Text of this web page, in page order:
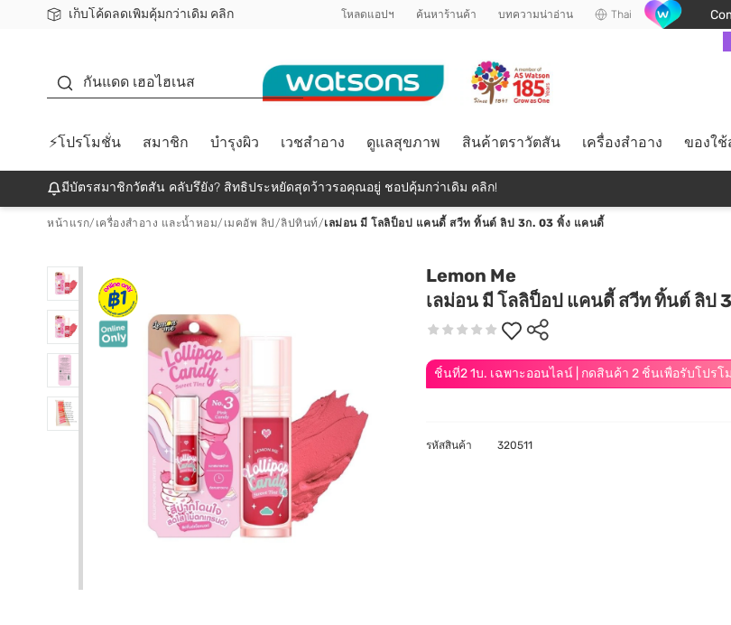
เก็บโค้ดลดเพิ่มคุ้มกว่าเดิม คลิก
ชอปออนไลน์ครั้งแรก ลดเพิ่มจุก ๆ 10%! 🎉
📦ส่งฟรี! เมื่อชอป 499฿
สมาชิกวัตสัน คลับดียังไง? โหลดแอปฯ ค้นหาร้านค้า บทความน่าอ่าน Thai
กันแดด เฮอไฮเนส
⚡โปรโมชั่น สมาชิก บำรุงผิว เวชสำอาง ดูแลสุขภาพ สินค้าตราวัตสัน เครื่องสำอาง ของใช้
มีบัตรสมาชิกวัตสัน คลับรึยัง? สิทธิประหยัดสุดว้าวรอคุณอยู่ ชอปคุ้มกว่าเดิม คลิก!
หน้าแรก/ เครื่องสำอาง และน้ำหอม/ เมคอัพ ลิป /ลิปทินท์/เลม่อน มี โลลิป็อป แคนดี้ สวีท ทิ้นต์ ลิป 3ก. 03 พิ้ง แคนดี้
Lemon Me
เลม่อน มี โลลิป็อป แคนดี้ สวีท ทิ้นต์ ลิป
ชิ้นที่2 1บ. เฉพาะออนไลน์ | กดสินค้า 2 ชิ้นเพื่อรับโปร
รหัสสินค้า 320511